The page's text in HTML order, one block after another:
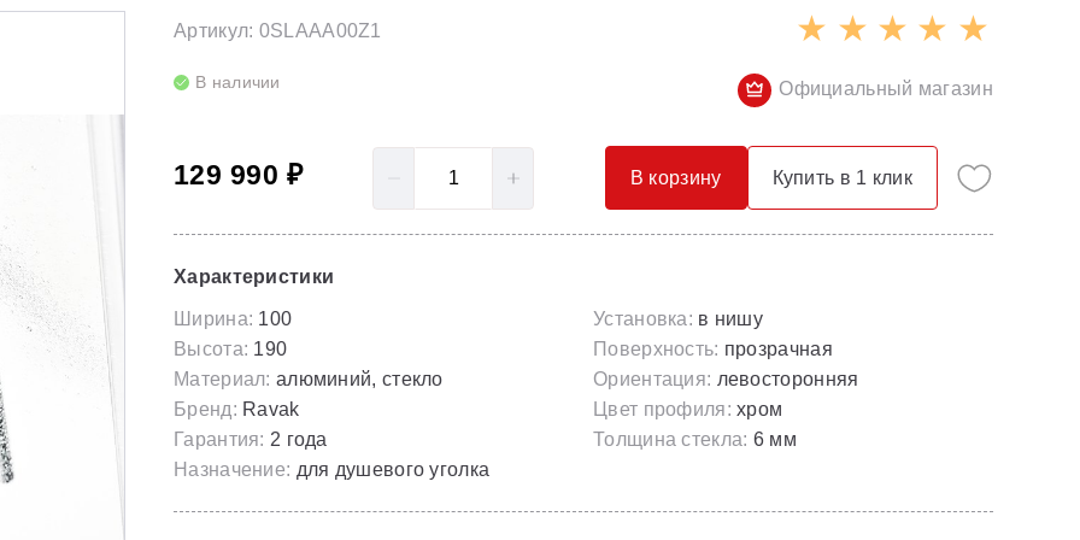
Полотенцесушители
Гидромассаж для ванны
Rosa 95
Опорные конструкции для ванн
Универсальные декоративные планки
Серия Spring
Серия Susan
Скрытые части
Смесители с гигиеническим душем
Смесители скрытого монтажа
Артикул: 0SLAAA00Z1
В наличии Официальный магазин
129 990 ₽ В корзину Купить в 1 клик
Характеристики
Ширина: 100
Высота: 190
Материал: алюминий, стекло
Бренд: Ravak
Гарантия: 2 года
Назначение: для душевого уголка
Установка: в нишу
Поверхность: прозрачная
Ориентация: левосторонняя
Цвет профиля: хром
Толщина стекла: 6 мм